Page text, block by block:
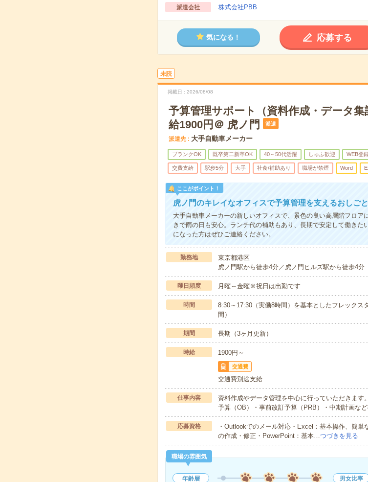
派遣会社 株式会社PBB
気になる！ 応募する
未読
掲載日 2026/08/08
予算管理サポート（資料作成・データ
給1900円＠ 虎ノ門
派遣
派遣先 大手自動車メーカー
ブランクOK 既卒第二新卒OK 40～50代活躍 しゅふ歓迎 WEB登
交費支給 駅歩5分 大手 社食/補助あり 職場が禁煙 Word
ここがポイント！
虎ノ門のキレイなオフィスで予算管理を支えるおしご
大手自動車メーカーの新しいオフィスで、景色の良い高層階フロア
きで雨の日も安心。ランチ代の補助もあり、長期で安定して働きた
になった方はぜひご連絡ください。
勤務地
東京都港区
虎ノ門駅から徒歩4分／虎ノ門ヒルズ駅から徒歩4分
曜日頻度 月曜～金曜※祝日は出勤です
時間
8:30～17:30（実働8時間）を基本としたフレックス
間）
期間 長期（3ヶ月更新）
時給 1900円～
交通費
交通費別途支給
仕事内容
資料作成やデータ管理を中心に行っていただきま
予算（OB）・事前改訂予算（PRB）・中期計画な
応募資格
・Outlookでのメール対応・Excel：基本操作、簡
の作成・修正・PowerPoint：基本…つづきを見る
職場の雰囲気
年齢層 男女比率